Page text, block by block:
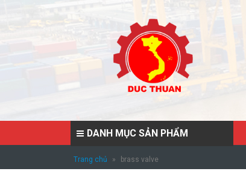
Trang chủ » brass valve
DANH MỤC SẢN PHẨM